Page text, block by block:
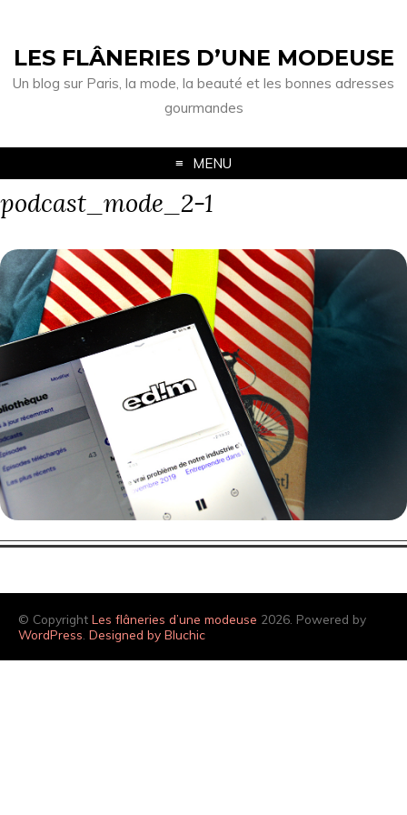
LES FLÂNERIES D’UNE MODEUSE
Un blog sur Paris, la mode, la beauté et les bonnes adresses
gourmandes
MENU
podcast_mode_2-1
© Copyright Les flâneries d’une modeuse 2026. Powered by
WordPress Designed by Bluchic